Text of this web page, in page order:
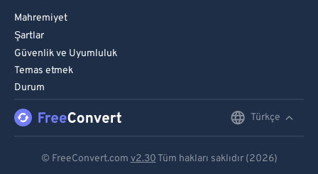
Mahremiyet
Şartlar
Güvenlik ve Uyumluluk
Temas etmek
Durum
Türkçe
© FreeConvert.com v2.30 Tüm hakları saklıdır (2026)